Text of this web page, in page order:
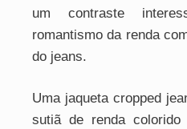
um contraste
romantismo da renda
do jeans.
Uma jaqueta cropped
sutiã de renda